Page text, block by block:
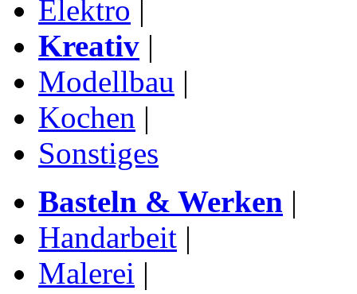
Elektro |
Kreativ |
Modellbau |
Kochen |
Sonstiges
Basteln & Werken |
Handarbeit |
Malerei |